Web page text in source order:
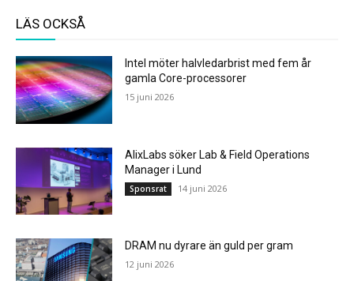
LÄS OCKSÅ
Intel möter halvledarbrist med fem år
gamla Core-processorer
15 juni 2026
AlixLabs söker Lab & Field Operations
Manager i Lund
Sponsrat 14 juni 2026
DRAM nu dyrare än guld per gram
12 juni 2026